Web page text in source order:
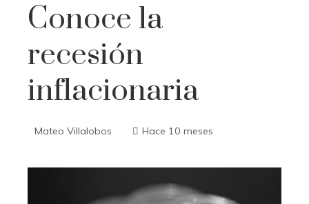
Conoce la
recesión
inflacionaria
Mateo Villalobos Hace 10 meses